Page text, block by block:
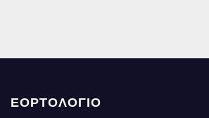
ΕΟΡΤΟΛΟΓΙΟ